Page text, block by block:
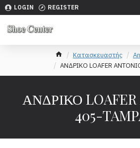
LOGIN REGISTER
Κατασκευαστής
ΑΝΔΡΙΚΟ LOAFER
ΑΝΔΡΙΚΟ LOAFER
405-